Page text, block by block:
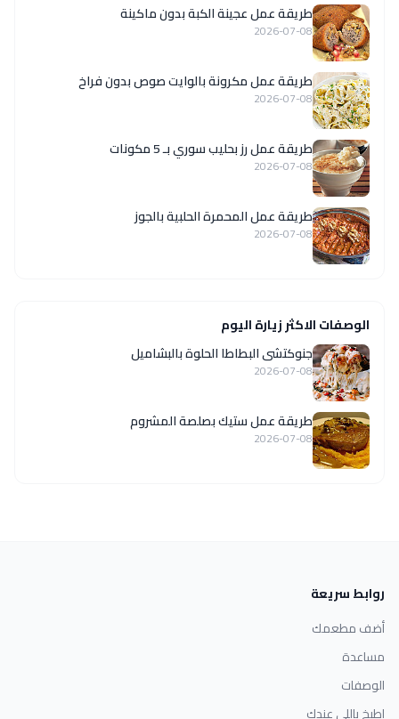
طريقة عمل عجينة الكبة بدون ماكينة
2026-07-08
طريقة عمل مكرونة بالوايت صوص بدون فراخ
2026-07-08
طريقة عمل رز بحليب سوري بـ 5 مكونات
2026-07-08
طريقة عمل المحمرة الحلبية بالجوز
2026-07-08
الوصفات الاكثر زيارة اليوم
جنوكتشى البطاطا الحلوة بالبشاميل
2026-07-08
طريقة عمل ستيك بصلصة المشروم
2026-07-08
روابط سريعة
أضف مطعمك
مساعدة
الوصفات
اطبخ باللي عندك